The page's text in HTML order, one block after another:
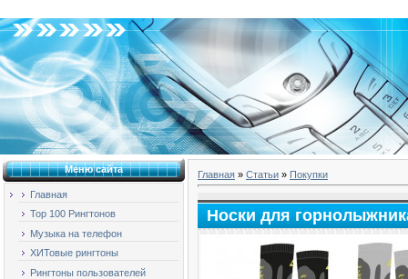
Меню сайта
Главная
Top 100 Рингтонов
Музыка на телефон
ХИТовые рингтоны
Рингтоны пользователей
Главная » Статьи » Покупки
Носки для